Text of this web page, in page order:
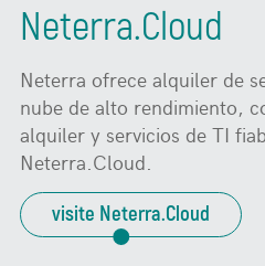
Neterra.Cloud
Neterra ofrece alquiler de
nube de alto rendimiento,
alquiler y servicios de TI
Neterra.Cloud
visite Neterra.Cloud